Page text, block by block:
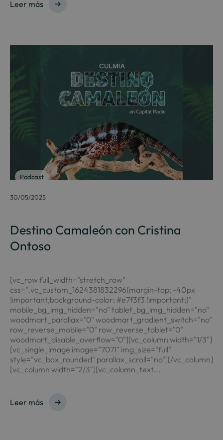
Leer más
Podcast
30/05/2025
Destino Camaleón con Cristina
Ontoso
[vc_row full_width="stretch_row"
css=".vc_custom_1624381832296{margin-top: -40px
!important;background-color: #e7f3f3 !important;}"
mobile_bg_img_hidden="no" tablet_bg_img_hidden="no"
woodmart_parallax="0" woodmart_gradient_switch="no"
row_reverse_mobile="0" row_reverse_tablet="0"
woodmart_disable_overflow="0"][vc_column width="1/3"]
[vc_single_image image="7071" img_size="full"
style="vc_box_rounded" parallax_scroll="no"][/vc_column]
[vc_column width="2/3"][vc_column_text...
Leer más